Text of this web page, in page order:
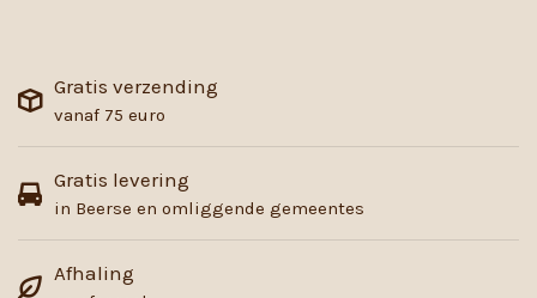
Gratis verzending
vanaf 75 euro
Gratis levering
in Beerse en omliggende gemeentes
Afhaling